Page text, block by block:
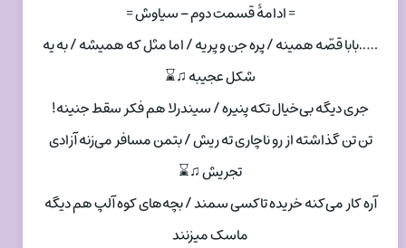
= ادامهٔ قسمت دوم – سیاوش =
…..بابا قصّه همینه / پره جن و پریه / اما مثل که همیشه / به یه
شکل عجیبه ♫⌛
جری دیگه بی‌خیال تکه پنیره / سیندرلا هم فکر سقط جنینه!
تن تن گذاشته از رو ناچاری ته ریش / بتمن مسافر می‌زنه آزادی
تجریش ♫⌛
آره کار می‌کنه خریده تاکسی سمند / بچه‌های کوه آلپ هم دیگه
ماسک میزنند